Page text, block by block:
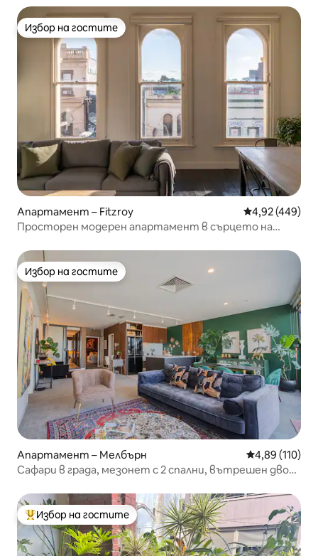
Избор на гостите
Избор на гостите
Апартамент – Fitzroy Средна
4,92 (449)
Просторен модерен апартамент в сърцето на
Избор на гостите
Избор на гостите
Апартамент – Мелбърн Средна
4,89 (110)
Сафари в града, мезонет с 2 спални, вътрешен двор
Най-популярен избор на гостите
Избор на гостите